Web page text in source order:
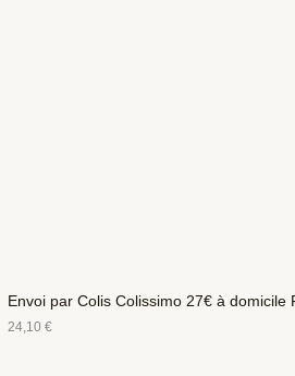
Envoi par Colis Colissimo 27€ à domicile
24,10€